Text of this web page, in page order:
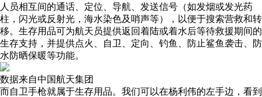
人员相互间的通话、定位、导航、发送信号（如发烟或发光药
柱，闪光或反射光，海水染色及哨声等），以便于搜索营救和转
移。生存用品可为航天员提供返回着陆或着水后等待救援期间的
生存支持，并提供点火、自卫、定向、钓鱼、防止鲨鱼袭击、防
水防晒保暖等功能。
数据来自中国航天集团
而自卫手枪就属于生存用品。我们可以在杨利伟的左手边，看到